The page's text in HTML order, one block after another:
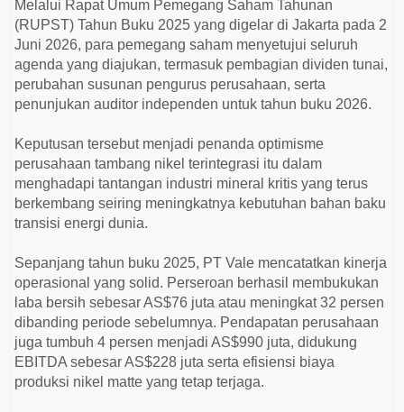
6
J
u
t
a
L
a
B
r
s
h
N
k
3
2
P
e
r
s
e
Melalui Rapat Umum Pemegang Saham Tahunan
(RUPST) Tahun Buku 2025 yang digelar di Jakarta pada 2
Juni 2026, para pemegang saham menyetujui seluruh
agenda yang diajukan, termasuk pembagian dividen tunai,
perubahan susunan pengurus perusahaan, serta
penunjukan auditor independen untuk tahun buku 2026.
Keputusan tersebut menjadi penanda optimisme
perusahaan tambang nikel terintegrasi itu dalam
menghadapi tantangan industri mineral kritis yang terus
berkembang seiring meningkatnya kebutuhan bahan baku
transisi energi dunia.
Sepanjang tahun buku 2025, PT Vale mencatatkan kinerja
operasional yang solid. Perseroan berhasil membukukan
laba bersih sebesar AS$76 juta atau meningkat 32 persen
dibanding periode sebelumnya. Pendapatan perusahaan
juga tumbuh 4 persen menjadi AS$990 juta, didukung
EBITDA sebesar AS$228 juta serta efisiensi biaya
produksi nikel matte yang tetap terjaga.